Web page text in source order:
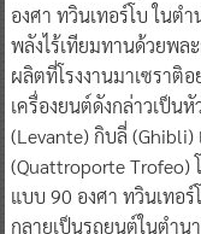
องศา ทวินเทอร์โบ ในต
พลังไร้เทียมทานด้วยพล
ผลิตที่โรงงานมาเซราติ
เครื่องยนต์ดังกล่าวเป็นหั
(Levante) กิบลี่ (Ghibli)
(Quattroporte Trofeo)
แบบ 90 องศา ทวินเทอ
กลายเป็นรถยนต์ในตำน